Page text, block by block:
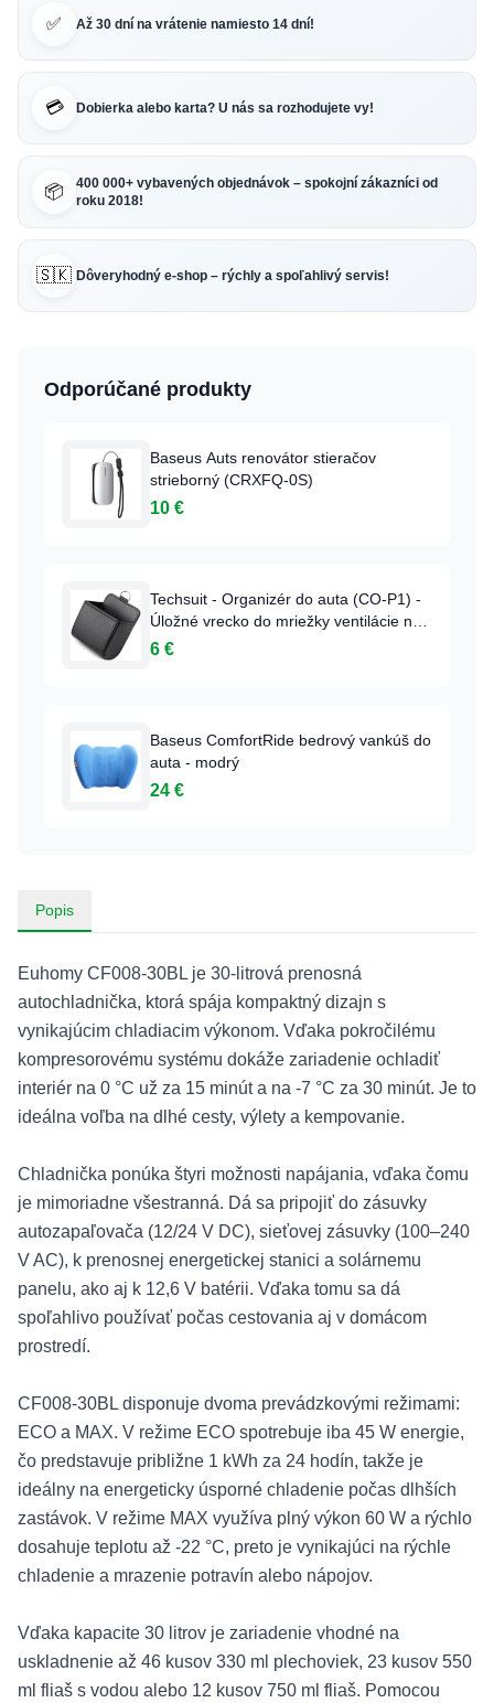
✅ Až 30 dní na vrátenie namiesto 14 dní!
💳 Dobierka alebo karta? U nás sa rozhodujete vy!
📦
400 000+ vybavených objednávok – spokojní zákazníci od
roku 2018!
🇸🇰 Dôveryhodný e-shop – rýchly a spoľahlivý servis!
Odporúčané produkty
Baseus Auts renovátor stieračov
strieborný (CRXFQ-0S)
10 €
Techsuit - Organizér do auta (CO-P1) -
Úložné vrecko do mriežky ventilácie na
drobnosti - Čierny
6 €
Baseus ComfortRide bedrový vankúš do
auta - modrý
24 €
Popis
Euhomy CF008-30BL je 30-litrová prenosná
autochladnička, ktorá spája kompaktný dizajn s
vynikajúcim chladiacim výkonom. Vďaka pokročilému
kompresorovému systému dokáže zariadenie ochladiť
interiér na 0 °C už za 15 minút a na -7 °C za 30 minút. Je to
ideálna voľba na dlhé cesty, výlety a kempovanie.
Chladnička ponúka štyri možnosti napájania, vďaka čomu
je mimoriadne všestranná. Dá sa pripojiť do zásuvky
autozapaľovača (12/24 V DC), sieťovej zásuvky (100–240
V AC), k prenosnej energetickej stanici a solárnemu
panelu, ako aj k 12,6 V batérii. Vďaka tomu sa dá
spoľahlivo používať počas cestovania aj v domácom
prostredí.
CF008-30BL disponuje dvoma prevádzkovými režimami:
ECO a MAX. V režime ECO spotrebuje iba 45 W energie,
čo predstavuje približne 1 kWh za 24 hodín, takže je
ideálny na energeticky úsporné chladenie počas dlhších
zastávok. V režime MAX využíva plný výkon 60 W a rýchlo
dosahuje teplotu až -22 °C, preto je vynikajúci na rýchle
chladenie a mrazenie potravín alebo nápojov.
Vďaka kapacite 30 litrov je zariadenie vhodné na
uskladnenie až 46 kusov 330 ml plechoviek, 23 kusov 550
ml fliaš s vodou alebo 12 kusov 750 ml fliaš. Pomocou